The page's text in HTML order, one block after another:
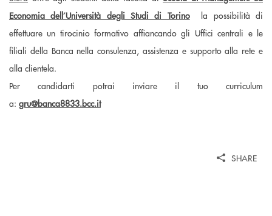
Economia dell’Università degli Studi di Torinola possibilità di
effettuare un tirocinio formativo affiancando gli Uffici centrali e le
filiali della Banca nella consulenza, assistenza e supporto alla rete e
alla clientela.
Per candidarti potrai inviare il tuo curriculum
a: gru@banca8833.bcc.it
SHARE